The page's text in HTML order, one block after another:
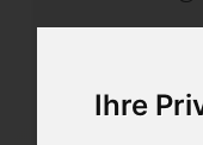
Ihre